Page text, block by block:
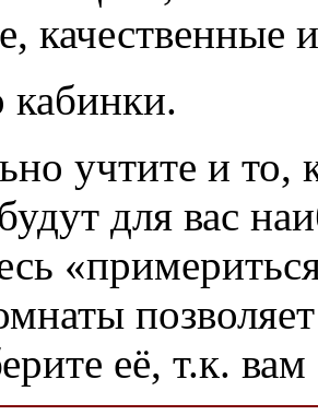
качественные
кабинки.
учтите и
для вас
её, т.к.